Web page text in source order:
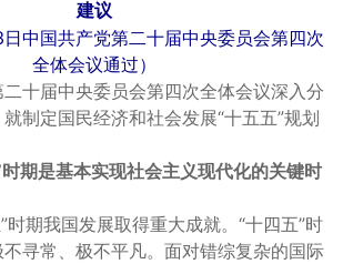
建议
日中国共产党第二十届中央委员会第四次
全体会议通过）
届中央委员会第四次全体会议深入分
制定国民经济和社会发展“十五五”规划
期是基本实现社会主义现代化的关键时
期我国发展取得重大成就。“十四五”时
寻常、极不平凡。面对错综复杂的国际